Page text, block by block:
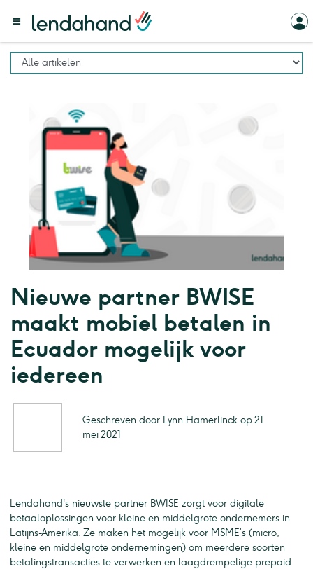
Nieuwe partner BWISE
maakt mobiel betalen in
Ecuador mogelijk voor
iedereen
Geschreven door Lynn Hamerlinck op 21
mei 2021
Lendahand's nieuwste partner BWISE zorgt voor digitale
betaaloplossingen voor kleine en middelgrote ondernemers in
Latijns-Amerika. Ze maken het mogelijk voor MSME’s (micro,
kleine en middelgrote ondernemingen) om meerdere soorten
betalingstransacties te verwerken en laagdrempelige prepaid